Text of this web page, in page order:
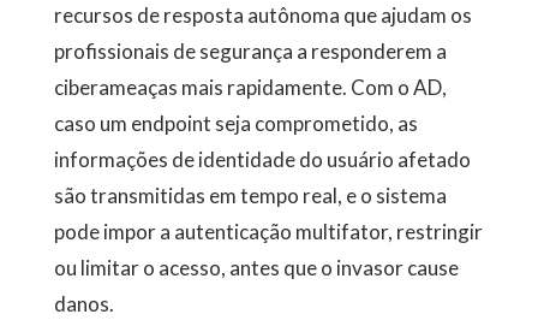
recursos de resposta autônoma que ajudam os
profissionais de segurança a responderem a
ciberameaças mais rapidamente. Com o AD,
caso um endpoint seja comprometido, as
informações de identidade do usuário afetado
são transmitidas em tempo real, e o sistema
pode impor a autenticação multifator, restringir
ou limitar o acesso, antes que o invasor cause
danos.